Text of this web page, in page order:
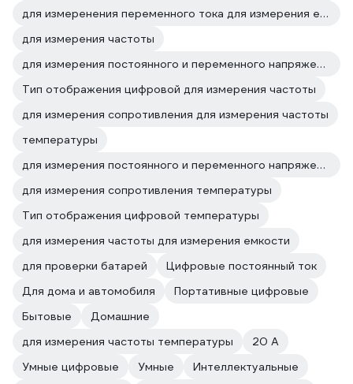
для измеренения переменного тока для измерения емкости
для измерения частоты
для измерения постоянного и переменного напряжения для измерения частоты
Тип отображения цифровой для измерения частоты
для измерения сопротивления для измерения частоты
температуры
для измерения постоянного и переменного напряжения температуры
для измерения сопротивления температуры
Тип отображения цифровой температуры
для измерения частоты для измерения емкости
для проверки батарей
Цифровые постоянный ток
Для дома и автомобиля
Портативные цифровые
Бытовые
Домашние
для измерения частоты температуры
20 А
Умные цифровые
Умные
Интеллектуальные